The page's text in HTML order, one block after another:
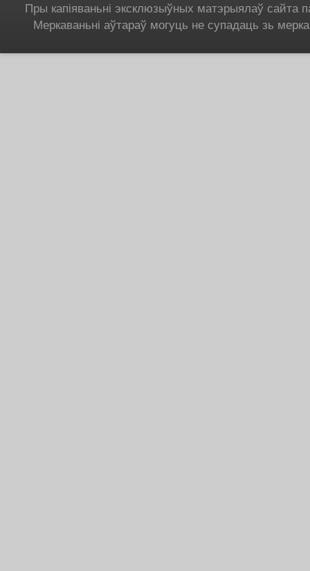
Пры капіяваньні эксклюзыўных матэрыялаў сайта
Меркаваньні аўтараў могуць не супадаць зь